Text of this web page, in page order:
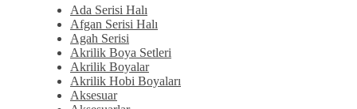
Ada Serisi Halı
Afgan Serisi Halı
Agah Serisi
Akrilik Boya Setleri
Akrilik Boyalar
Akrilik Hobi Boyaları
Aksesuar